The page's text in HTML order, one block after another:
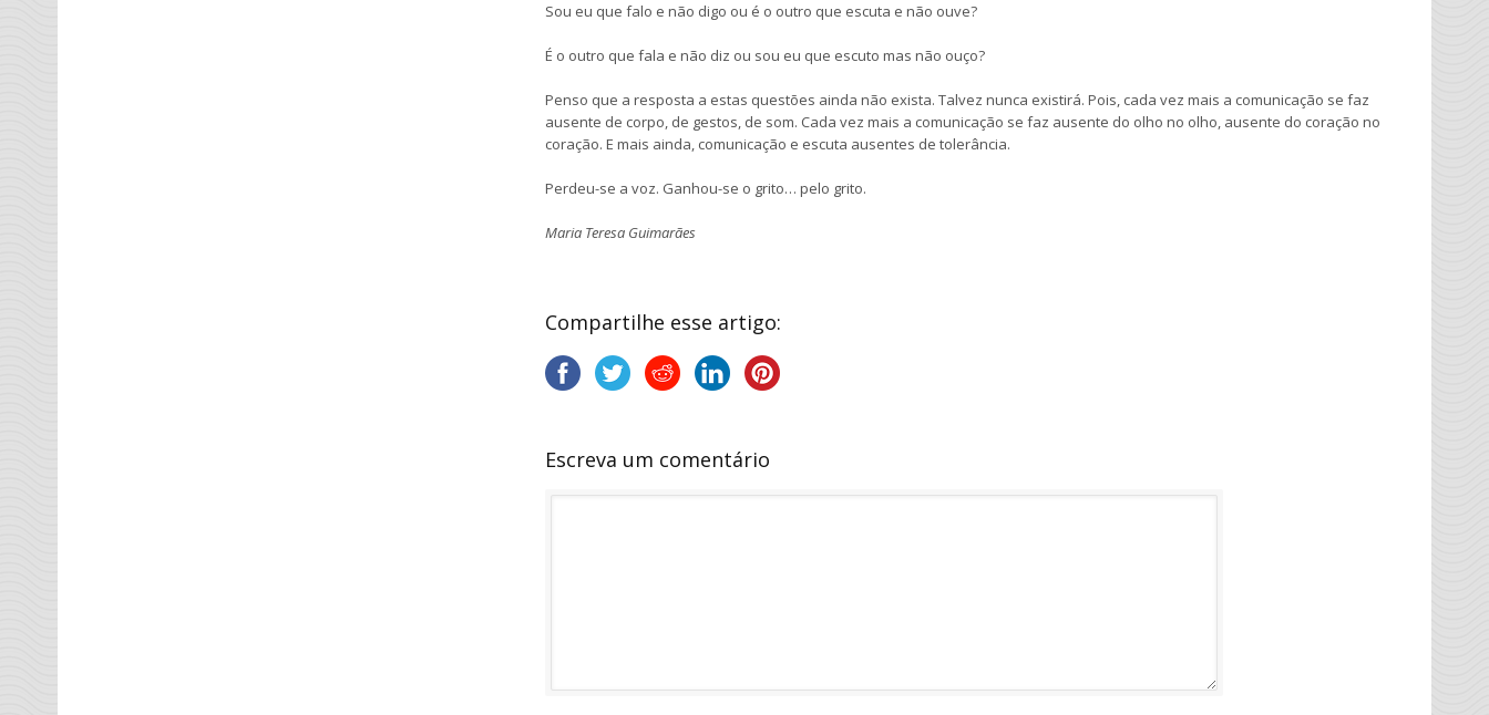
Sou eu que falo e não digo ou é o outro que escuta e não ouve?
É o outro que fala e não diz ou sou eu que escuto mas não ouço?
Penso que a resposta a estas questões ainda não exista. Talvez nunca existirá. Pois, cada vez mais a comunicação se faz
ausente de corpo, de gestos, de som. Cada vez mais a comunicação se faz ausente do olho no olho, ausente do coração no
coração. E mais ainda, comunicação e escuta ausentes de tolerância.
Perdeu-se a voz. Ganhou-se o grito… pelo grito.
Maria Teresa Guimarães
Compartilhe esse artigo:
Escreva um comentário